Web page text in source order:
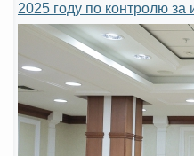
2025 году по контролю